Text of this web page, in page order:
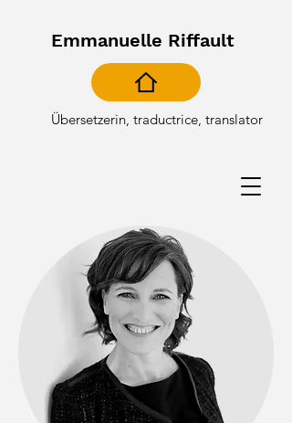
Emmanuelle Riffault
Übersetzerin, traductrice, translator